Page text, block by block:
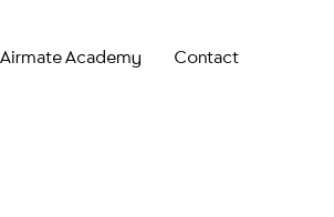
Airmate Academy Contact